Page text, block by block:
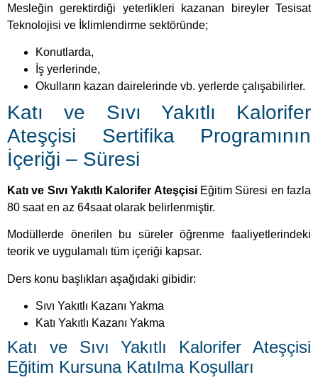
Mesleğin gerektirdiği yeterlikleri kazanan bireyler Tesisat
Teknolojisi ve İklimlendirme sektöründe;
Konutlarda,
İş yerlerinde,
Okulların kazan dairelerinde vb. yerlerde çalışabilirler.
Katı ve Sıvı Yakıtlı Kalorifer
Ateşçisi Sertifika Programının
İçeriği – Süresi
Katı ve Sıvı Yakıtlı Kalorifer Ateşçisi Eğitim Süresi en fazla
80 saat en az 64saat olarak belirlenmiştir.
Modüllerde önerilen bu süreler öğrenme faaliyetlerindeki
teorik ve uygulamalı tüm içeriği kapsar.
Ders konu başlıkları aşağıdaki gibidir:
Sıvı Yakıtlı Kazanı Yakma
Katı Yakıtlı Kazanı Yakma
Katı ve Sıvı Yakıtlı Kalorifer Ateşçisi
Eğitim Kursuna Katılma Koşulları